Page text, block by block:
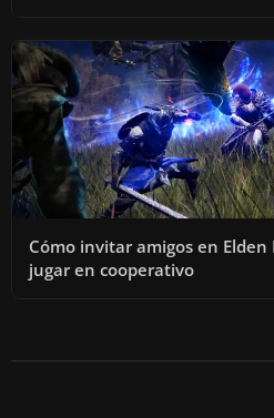
Cómo invitar amigos en
jugar en cooperativo